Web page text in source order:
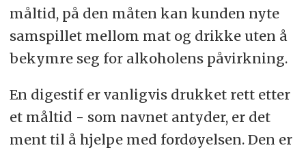
måltid, på den måten kan kunden nyte
samspillet mellom mat og drikke uten å
bekymre seg for alkoholens påvirkning.
En digestif er vanligvis drukket rett etter
et måltid - som navnet antyder, er det
ment til å hjelpe med fordøyelsen. Den er